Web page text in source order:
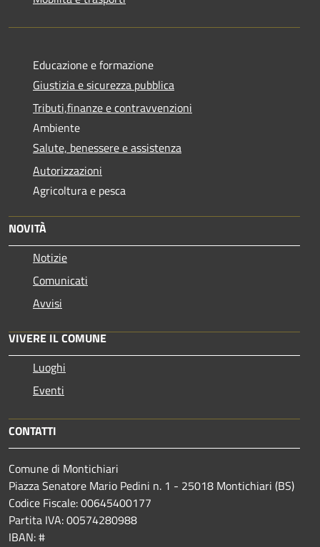
Educazione e formazione
Giustizia e sicurezza pubblica
Tributi,finanze e contravvenzioni
Ambiente
Salute, benessere e assistenza
Autorizzazioni
Agricoltura e pesca
NOVITÀ
Notizie
Comunicati
Avvisi
VIVERE IL COMUNE
Luoghi
Eventi
CONTATTI
Comune di Montichiari
Piazza Senatore Mario Pedini n. 1 - 25018 Montichiari (BS)
Codice Fiscale: 00645400177
Partita IVA: 00574280988
IBAN: #